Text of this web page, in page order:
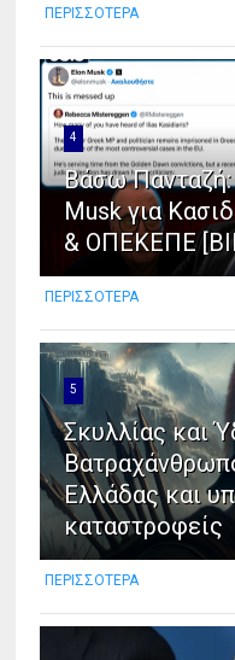
ΠΕΡΙΣΣΟΤΕΡΑ
4
Βάσω
Musk για
& ΟΠΕΚΕΠΕ
ΠΕΡΙΣΣΟΤΕΡΑ
5
Σκυλλίας και
Ελλάδας και
καταστροφείς
ΠΕΡΙΣΣΟΤΕΡΑ